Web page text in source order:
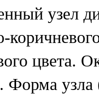
узел
цвета.
Форма узла